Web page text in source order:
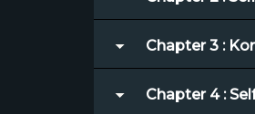
Chapter 3 :
Chapter 4 :